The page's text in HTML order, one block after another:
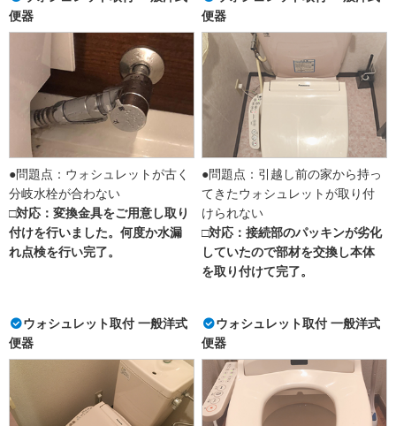
便器
●問題点：ウォシュレットが古く
分岐水栓が合わない
□対応：変換金具をご用意し取り
付けを行いました。何度か水漏
れ点検を行い完了。
便器
●問題点：引越し前の家から持っ
てきたウォシュレットが取り付
けられない
□対応：接続部のパッキンが劣化
していたので部材を交換し本体
を取り付けて完了。
ウォシュレット取付 一般洋式
便器
ウォシュレット取付 一般洋式
便器